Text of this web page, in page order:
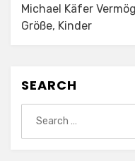
Michael Käfer
Größe, Kinder
SEARCH
for: